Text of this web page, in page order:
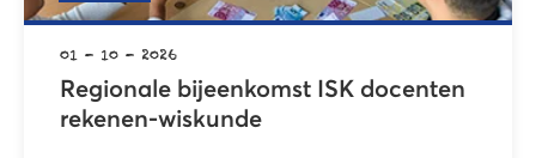
01 - 10 - 2026
Regionale bijeenkomst ISK docenten
rekenen-wiskunde